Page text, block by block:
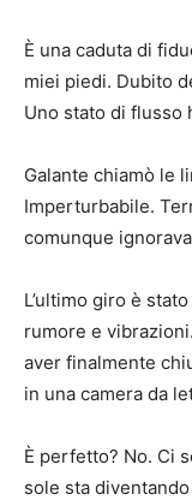
È una caduta di
miei piedi. Dubito
Uno stato di flusso
Galante chiamò le
Imperturbabile.
comunque
L’ultimo giro è
rumore e
aver finalmente
in una camera da
È perfetto? No. Ci
sole sta